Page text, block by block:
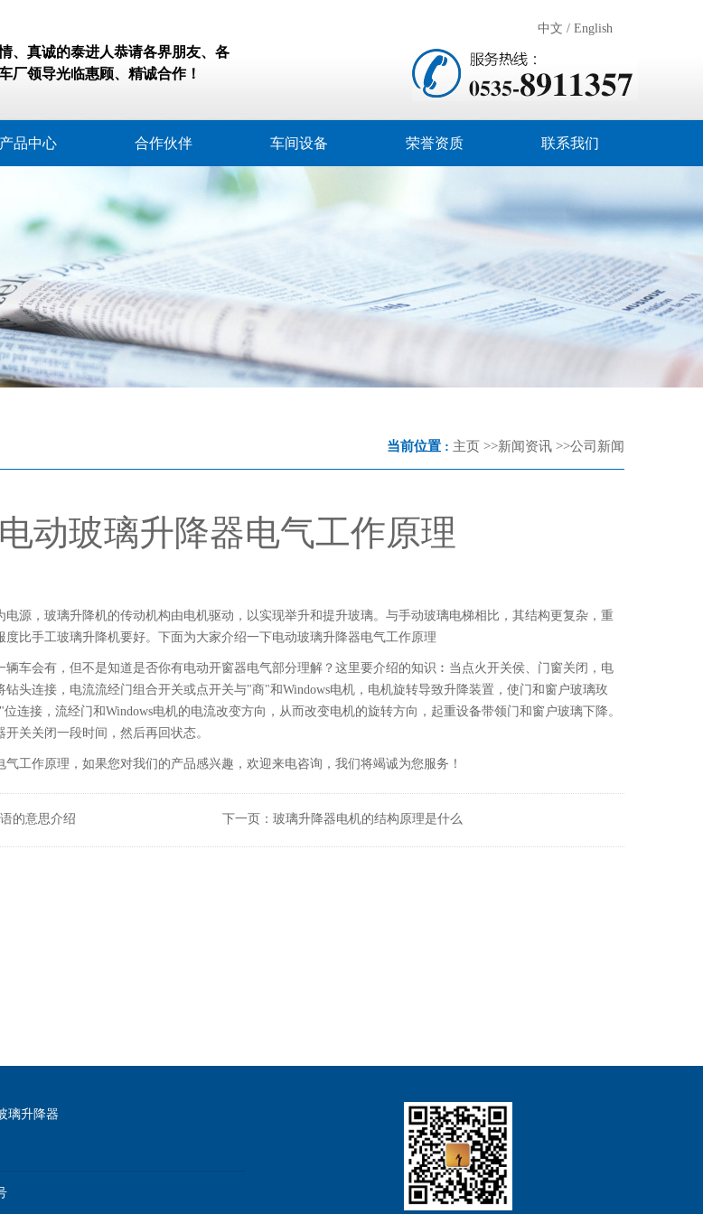
、真诚的泰进人恭请各界朋友、各
厂领导光临惠顾、精诚合作！
中文 / English
产品中心 合作伙伴 车间设备 荣誉资质 联系我们
当前位置 : 主页 >>新闻资讯 >>公司新闻
电动玻璃升降器电气工作原理
电源，玻璃升降机的传动机构由电机驱动，以实现举升和提升玻璃。与手动玻璃电梯相比，其结构更复杂，重
比手工玻璃升降机要好。下面为大家介绍一下电动玻璃升降器电气工作原理
会有，但不是知道是否你有电动开窗器电气部分理解？这里要介绍的知识︰当点火开关侯、门窗关闭，电
头连接，电流流经门组合开关或点开关与"商"和Windows电机，电机旋转导致升降装置，使门和窗户玻璃玫
连接，流经门和Windows电机的电流改变方向，从而改变电机的旋转方向，起重设备带领门和窗户玻璃下降。
关关闭一段时间，然后再回状态。
作原理，如果您对我们的产品感兴趣，欢迎来电咨询，我们将竭诚为您服务！
的意思介绍 下一页：玻璃升降器电机的结构原理是什么
璃升降器